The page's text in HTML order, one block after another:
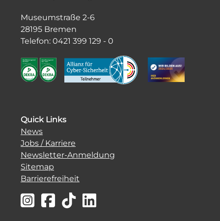
Museumstraße 2-6
28195 Bremen
Telefon: 0421 399 129 - 0
Quick Links
News
Jobs / Karriere
Newsletter-Anmeldung
Sitemap
Barrierefreiheit